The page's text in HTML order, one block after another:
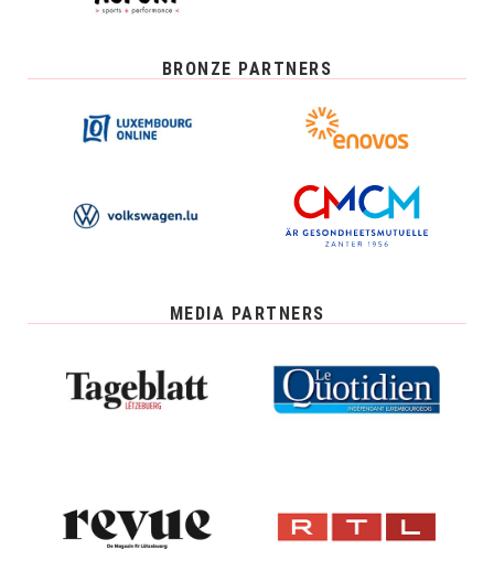
BRONZE PARTNERS
MEDIA PARTNERS